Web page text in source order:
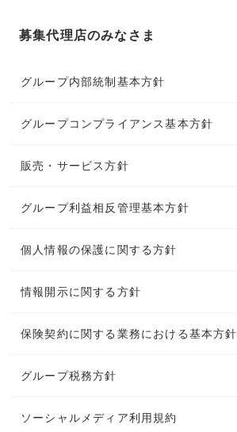
募集代理店のみなさま
グループ内部統制基本方針
グループコンプライアンス基本方針
販売・サービス方針
グループ利益相反管理基本方針
個人情報の保護に関する方針
情報開示に関する方針
保険契約に関する業務における基本方針
グループ税務方針
ソーシャルメディア利用規約